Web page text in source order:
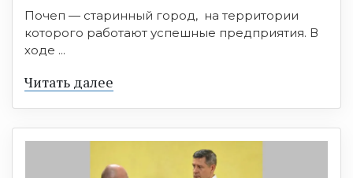
Почеп — старинный город, на территории
которого работают успешные предприятия. В
ходе ...
Читать далее